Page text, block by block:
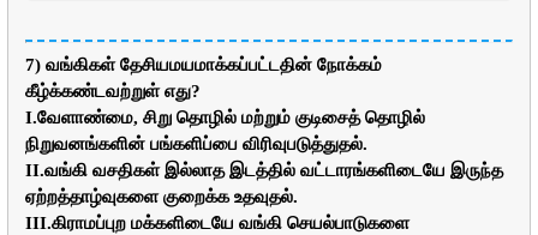
7) வங்கிகள் தேசியமயமாக்கப்பட்டதின் நோக்கம்
கீழ்க்கண்டவற்றுள் எது?
I.வேளாண்மை, சிறு தொழில் மற்றும் குடிசைத் தொழில்
நிறுவனங்களின் பங்களிப்பை விரிவுபடுத்துதல்.
II.வங்கி வசதிகள் இல்லாத இடத்தில் வட்டாரங்களிடையே இருந்த
ஏற்றத்தாழ்வுகளை குறைக்க உதவுதல்.
III.கிராமப்புற மக்களிடையே வங்கி செயல்பாடுகளை